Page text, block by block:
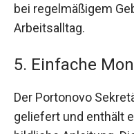
bei regelmäßigem
Arbeitsalltag.
5. Einfache
Der Portonovo
geliefert und enthält